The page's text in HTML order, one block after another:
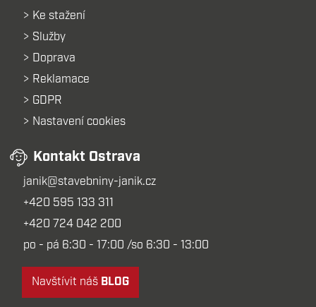
Ke stažení
Služby
Doprava
Reklamace
GDPR
Nastavení cookies
Kontakt Ostrava
janik@stavebniny-janik.cz
+420 595 133 311
+420 724 042 200
po - pá 6:30 - 17:00 /so 6:30 - 13:00
Navštívit náš BLOG